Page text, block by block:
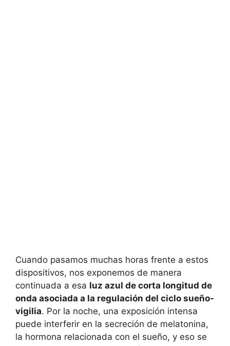
Cuando pasamos muchas horas frente a estos
dispositivos, nos exponemos de manera
continuada a esa luz azul de corta longitud de
onda asociada a la regulación del ciclo sueño-
vigilia. Por la noche, una exposición intensa
puede interferir en la secreción de melatonina,
la hormona relacionada con el sueño, y eso se